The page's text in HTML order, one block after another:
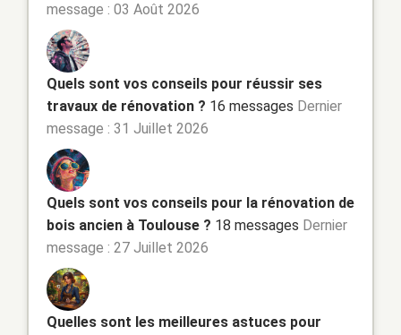
message : 03 Août 2026
Quels sont vos conseils pour réussir ses
travaux de rénovation ? 16 messages Dernier
message : 31 Juillet 2026
Quels sont vos conseils pour la rénovation de
bois ancien à Toulouse ? 18 messages Dernier
message : 27 Juillet 2026
Quelles sont les meilleures astuces pour